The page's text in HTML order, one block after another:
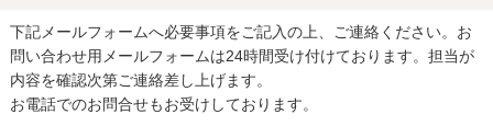
下記メールフォームへ必要事項をご記入の上、ご連絡ください。お
問い合わせ用メールフォームは24時間受け付けております。担当が
内容を確認次第ご連絡差し上げます。
お電話でのお問合せもお受けしております。